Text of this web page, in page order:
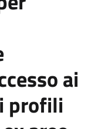
ai
profili